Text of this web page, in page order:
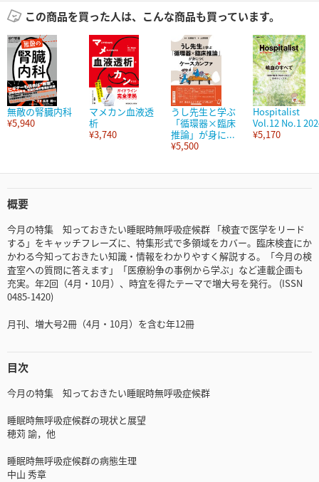
この商品を買った人は、こんな商品も買っています。
無敵の腎臓内科
¥5,940
マメカン血液透
析
¥3,740
うし先生と学ぶ
「循環器×臨床
推論」が身に...
¥5,500
Hospitalist
Vol.12 No.1
¥5,170
概要
今月の特集 知っておきたい睡眠時無呼吸症候群 「検査で医学をリード
する」をキャッチフレーズに、特集形式で多領域をカバー。臨床検査にか
かわる今知っておきたい知識・情報をわかりやすく解説する。「今月の検
査室への質問に答えます」「医療紛争の事例から学ぶ」など連載企画も
充実。年2回（4月・10月）、時宜を得たテーマで増大号を発行。 (ISSN
0485-1420)
月刊、増大号2冊（4月・10月）を含む年12冊
目次
今月の特集 知っておきたい睡眠時無呼吸症候群
睡眠時無呼吸症候群の現状と展望
穂苅 諭，他
睡眠時無呼吸症候群の病態生理
中山 秀章